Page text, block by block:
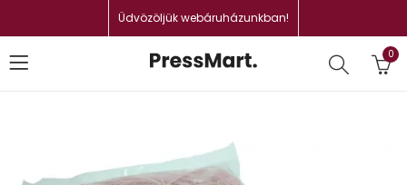
Üdvözöljük webáruházunkban!
0